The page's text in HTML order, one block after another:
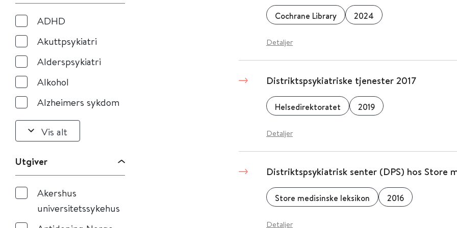
ADHD
Akuttpsykiatri
Alderspsykiatri
Alkohol
Alzheimers sykdom
Vis alt
Utgiver
Akershus
universitetssykehus
Cochrane Library 2024
Detaljer
Distriktspsykiatriske tjenester 2017
Helsedirektoratet 2019
Detaljer
Distriktspsykiatrisk senter (DPS) hos Store
Store medisinske leksikon 2016
Detaljer